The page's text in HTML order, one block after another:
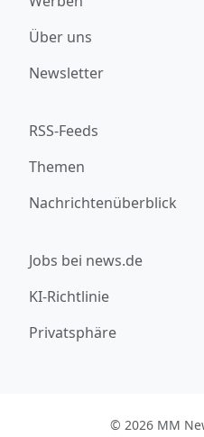
Über uns
Newsletter
RSS-Feeds
Themen
Nachrichtenüberblick
Jobs bei news.de
KI-Richtlinie
Privatsphäre
© 2026 MM